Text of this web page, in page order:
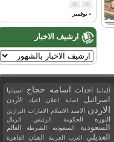
« نوفمبر
ارشيف الاخبار
ألمانيا احداث اسامه حجاج اسبانيا
اسرائيل اصابة اعلان اعياد الأردن
الاردن الاسد الاسلام الامارات البرازيل
الثورة الحكومة الرئيس الريال
السعودية السعوديه الشرطة العالم
العديلي العرب العربية الفنان القاهرة